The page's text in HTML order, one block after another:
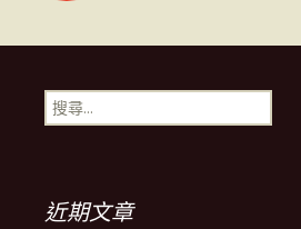
章
導搜
尋
近期文章